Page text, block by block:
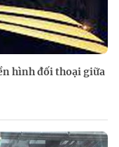
hình đối thoại giữa